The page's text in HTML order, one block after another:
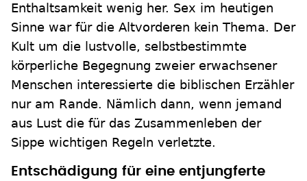
Enthaltsamkeit wenig her. Sex im heutigen
Sinne war für die Altvorderen kein Thema. Der
Kult um die lustvolle, selbstbestimmte
körperliche Begegnung zweier erwachsener
Menschen interessierte die biblischen Erzähler
nur am Rande. Nämlich dann, wenn jemand
aus Lust die für das Zusammenleben der
Sippe wichtigen Regeln verletzte.
Entschädigung für eine entjungferte